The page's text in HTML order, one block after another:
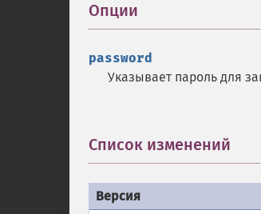
Опции
password
Указывает пароль для
Список изменений
Версия